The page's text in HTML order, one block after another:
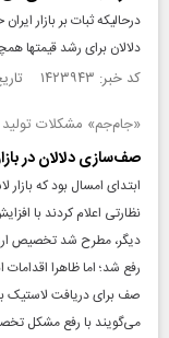
درحالیکه ثبات بر بازار
دلالان برای رشد قیمتها
کد خبر: ۱۴۲۳۹۴۳ تاریخ انتشار : ۱۴۰۲/۰۷/۰۴
«جام‌جم» مشکلات
صف‌سازی دلالان در
ابتدای امسال بود که
نظارتی اعلام کردند با
دیگر، مطرح شد تخصیص
رفع شد؛ اما ظاهرا
صف برای دریافت لاستیک
می‌گویند با رفع مشکل